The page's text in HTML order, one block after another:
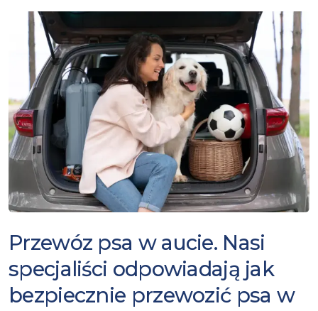
Przewóz psa w aucie. Nasi
specjaliści odpowiadają jak
bezpiecznie przewozić psa w